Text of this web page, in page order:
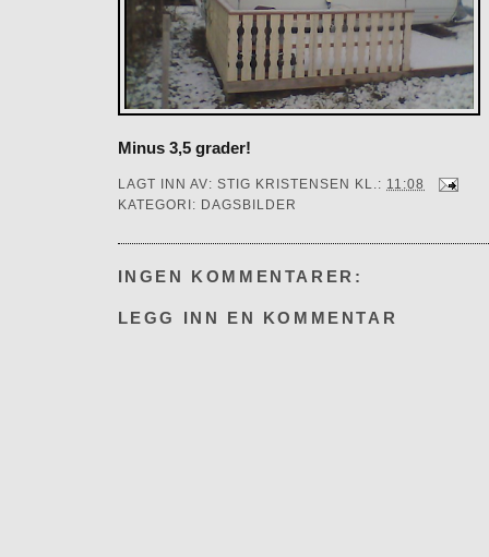
Minus 3,5 grader!
LAGT INN AV: STIG KRISTENSEN KL.: 11:08
KATEGORI: DAGSBILDER
INGEN KOMMENTARER:
LEGG INN EN KOMMENTAR